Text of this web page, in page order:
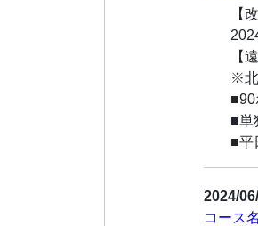
【
【
※北
■90
■単
■平
2024/
コース